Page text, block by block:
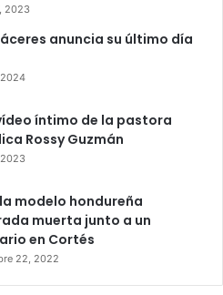
2023
anuncia su último día
íntimo de la pastora
Rossy Guzmán
modelo hondureña
muerta junto a un
en Cortés
22, 2022